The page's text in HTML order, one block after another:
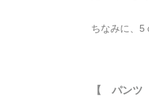
ちなみに、5
【 パンツ